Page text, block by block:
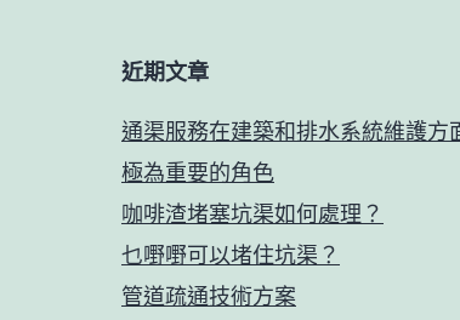
近期文章
通渠服務在建築和排水系統維護方
極為重要的角色
咖啡渣堵塞坑渠如何處理？
乜嘢嘢可以堵住坑渠？
管道疏通技術方案